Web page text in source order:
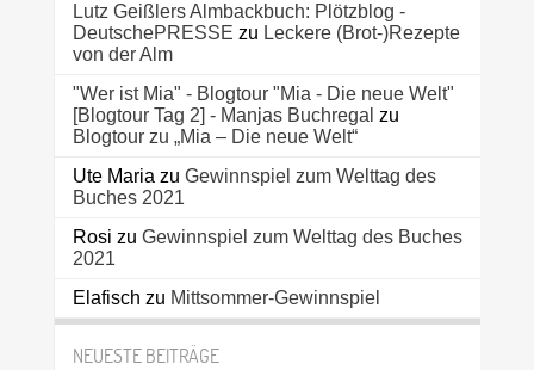
Lutz Geißlers Almbackbuch: Plötzblog -
DeutschePRESSE zu Leckere (Brot-)Rezepte
von der Alm
"Wer ist Mia" - Blogtour "Mia - Die neue Welt"
[Blogtour Tag 2] - Manjas Buchregal zu
Blogtour zu „Mia – Die neue Welt“
Ute Maria zu Gewinnspiel zum Welttag des
Buches 2021
Rosi zu Gewinnspiel zum Welttag des Buches
2021
Elafisch zu Mittsommer-Gewinnspiel
NEUESTE BEITRÄGE